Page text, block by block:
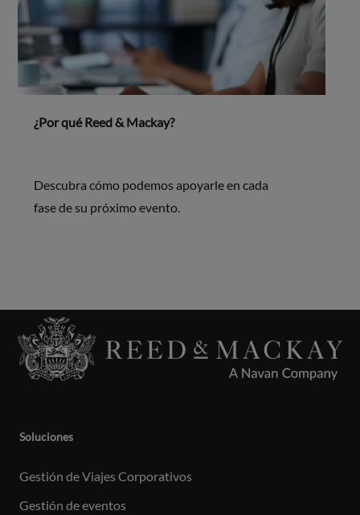
¿Por qué Reed & Mackay?
Descubra cómo podemos apoyarle en cada
fase de su próximo evento.
Soluciones
Gestión de Viajes Corporativos
Gestión de eventos